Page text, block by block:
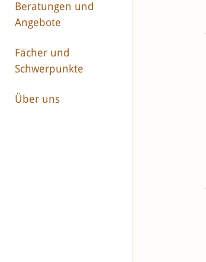
Beratungen und
Angebote
Fächer und
Schwerpunkte
Über uns